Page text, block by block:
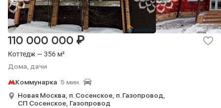
Коттедж — 356 м²
Дома, дачи
110 000 000 ₽
Коммунарка 5 мин.
Новая Москва, п. Сосенское, п. Газопровод,
СП Сосенское, Газопровод